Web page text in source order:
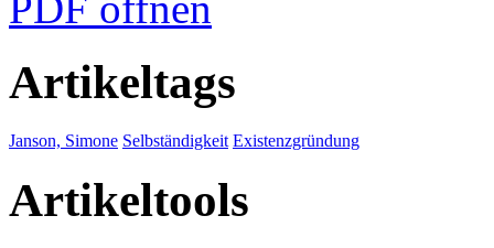
Artikeltags
Janson, Simone Selbständigkeit Existenzgründung
Artikeltools